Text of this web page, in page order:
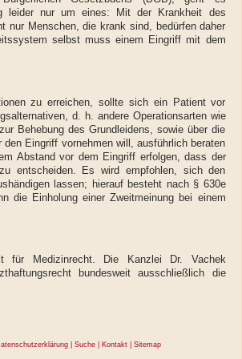
leider nur um eines: Mit der Krankheit des
nur Menschen, die krank sind, bedürfen daher
selbst muss einem Eingriff mit dem
zu erreichen, sollte sich ein Patient vor
d. h. andere Operationsarten wie
Behebung des Grundleidens, sowie über die
Eingriff vornehmen will, ausführlich beraten
Abstand vor dem Eingriff erfolgen, dass der
entscheiden. Es wird empfohlen, sich den
lassen; hierauf besteht nach § 630e
die Einholung einer Zweitmeinung bei einem
für Medizinrecht. Die Kanzlei Dr. Vachek
bundesweit ausschließlich die
| Suche| Kontakt| Sitemap